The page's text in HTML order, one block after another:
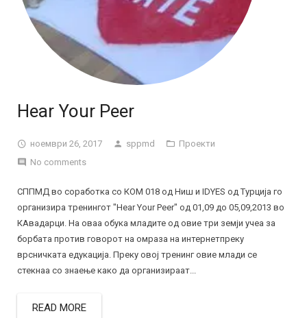
Hear Your Peer
ноември 26, 2017 sppmd
Проекти
No comments
СППМД во соработка со КОМ 018 од Ниш и IDYES од Турција го
организира тренингот "Hear Your Peer" од 01,09 до 05,09,2013 во
КАвадарци. На оваа обука младите од овие три земји учеа за
борбата против говорот на омраза на интернетпреку
врсничката едукација. Преку овој тренинг овие млади се
стекнаа со знаење како да организираат...
READ MORE